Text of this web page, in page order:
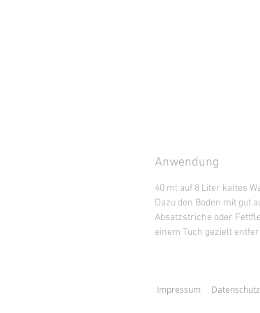
Anwendung
40 ml auf 8 Liter kaltes
Dazu den Boden mit gut
Absatzstriche oder
einem Tuch gezielt
Impressum Datenschutz